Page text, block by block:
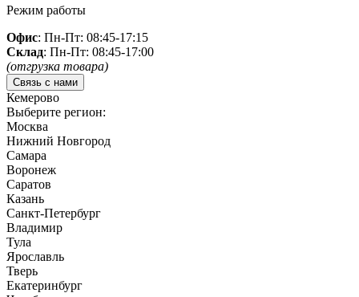
Режим работы
Офис: Пн-Пт: 08:45-17:15
Склад: Пн-Пт: 08:45-17:00
(отгрузка товара)
Связь с нами
Кемерово
Выберите регион:
Москва
Нижний Новгород
Самара
Воронеж
Саратов
Казань
Санкт-Петербург
Владимир
Тула
Ярославль
Тверь
Екатеринбург